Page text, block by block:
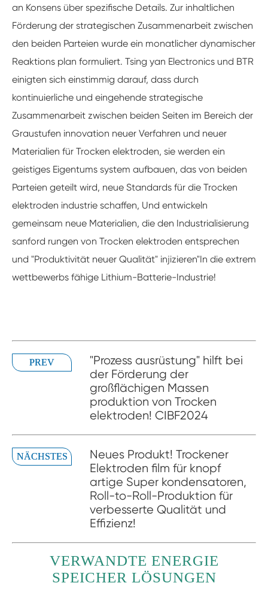
an Konsens über spezifische Details. Zur inhaltlichen
Förderung der strategischen Zusammenarbeit zwischen
den beiden Parteien wurde ein monatlicher dynamischer
Reaktions plan formuliert. Tsing yan Electronics und BTR
einigten sich einstimmig darauf, dass durch
kontinuierliche und eingehende strategische
Zusammenarbeit zwischen beiden Seiten im Bereich der
Graustufen innovation neuer Verfahren und neuer
Materialien für Trocken elektroden, sie werden ein
geistiges Eigentums system aufbauen, das von beiden
Parteien geteilt wird, neue Standards für die Trocken
elektroden industrie schaffen, Und entwickeln
gemeinsam neue Materialien, die den Industrialisierung
sanford rungen von Trocken elektroden entsprechen
und "Produktivität neuer Qualität" injizieren"In die extrem
wettbewerbs fähige Lithium-Batterie-Industrie!
PREV
"Prozess ausrüstung" hilft bei
der Förderung der
großflächigen Massen
produktion von Trocken
elektroden! CIBF2024
NÄCHSTES
Neues Produkt! Trockener
Elektroden film für knopf
artige Super kondensatoren,
Roll-to-Roll-Produktion für
verbesserte Qualität und
Effizienz!
VERWANDTE ENERGIE
SPEICHER LÖSUNGEN